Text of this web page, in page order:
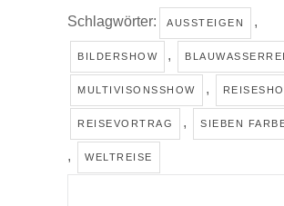
Schlagwörter: AUSSTEIGEN ,
BILDERSHOW ,
MULTIVISONSSHOW ,
REISEVORTRAG , SIEBEN
, WELTREISE